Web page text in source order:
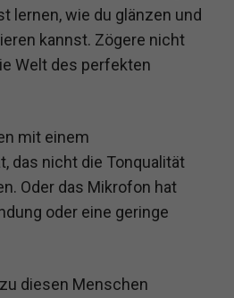
lernen, wie du glänzen und
kannst. Zögere nicht
Welt des perfekten
mit einem
das nicht die Tonqualität
Oder das Mikrofon hat
oder eine geringe
diesen Menschen